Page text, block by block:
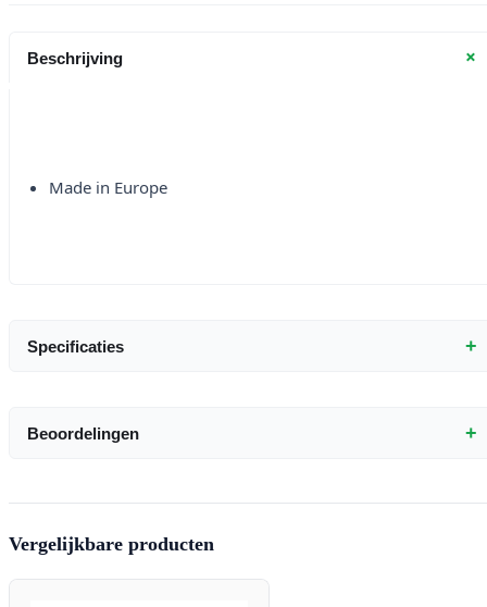
Beschrijving +
Made in Europe
Specificaties +
Beoordelingen +
Vergelijkbare producten